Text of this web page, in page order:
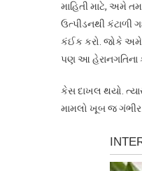
માહિતી માટે, અમે
ઉત્પીડનથી કંટાળી
કંઈક કરો. જોકે અમે
પણ આ હેરાનગતિના
કેસ દાખલ થયો.
મામલો ખૂબ જ ગંભીર